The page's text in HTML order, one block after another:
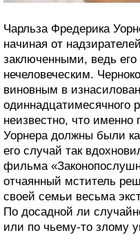
Чарльза Фредерика
начиная от
заключенными, ведь
нечеловеческим.
виновным в
одиннадцатимесячного
неизвестно, что именно
Уорнера должны были
его случай так
фильма
отчаянный мститель
своей семьи весьма
По досадной ли
или по чьему-то злому